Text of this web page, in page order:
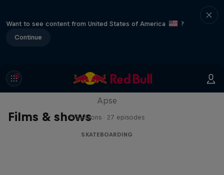
Want to see content from United States of America
?
Continue
Films & shows
Skate Tales
Apse
5 Seasons · 27 episodes
SKATEBOARDING